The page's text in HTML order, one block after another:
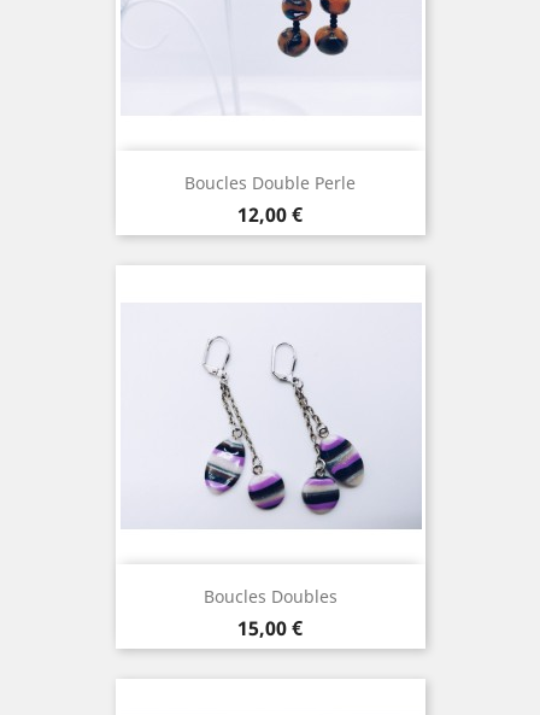
Boucles Double Perle
Prix
12,00 €
Boucles Doubles
Prix
15,00 €